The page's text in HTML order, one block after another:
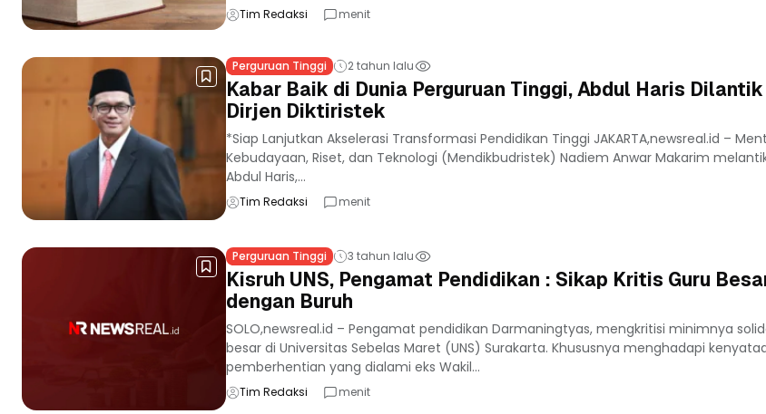
Tim Redaksi menit
Perguruan Tinggi 2 tahun lalu
Kabar Baik di Dunia Perguruan Tinggi, Abdul Haris
Dirjen Diktiristek
*Siap Lanjutkan Akselerasi Transformasi Pendidikan Tinggi JAKARTA,newsreal.id –
Kebudayaan, Riset, dan Teknologi (Mendikbudristek) Nadiem Anwar Makarim
Abdul Haris,...
Tim Redaksi menit
Perguruan Tinggi 3 tahun lalu
Kisruh UNS, Pengamat Pendidikan : Sikap Kritis Guru
dengan Buruh
SOLO,newsreal.id – Pengamat pendidikan Darmaningtyas, mengkritisi minimnya
besar di Universitas Sebelas Maret (UNS) Surakarta. Khususnya menghadapi
pemberhentian yang dialami eks Wakil...
Tim Redaksi menit